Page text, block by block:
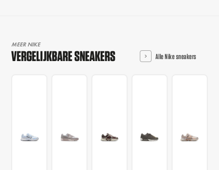
MEER NIKE
VERGELIJKBARE SNEAKERS Alle Nike sneakers